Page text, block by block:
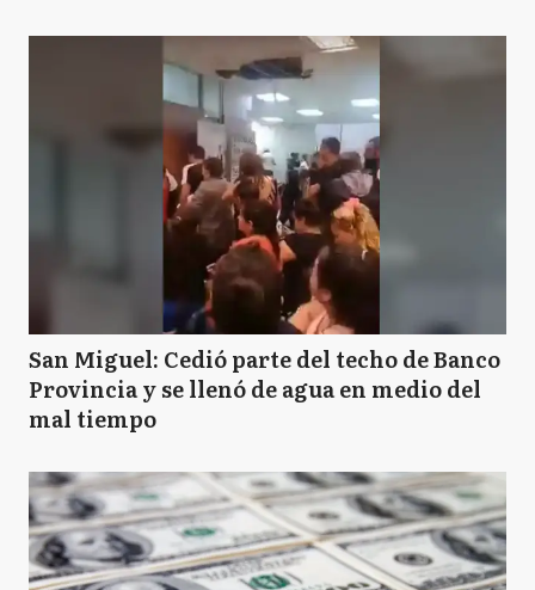
BB Bahía Blanca
B Balcarce
Baradero
BJ Benito Juarez
B Berisso
San Miguel: Cedió parte del techo de Banco
Provincia y se llenó de agua en medio del
mal tiempo